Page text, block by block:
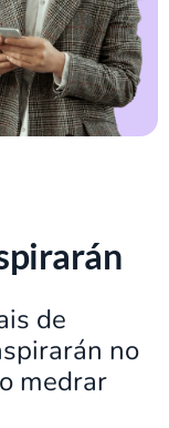
de
no
medrar